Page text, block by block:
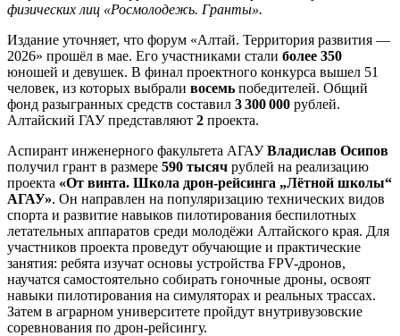
физических лиц «Росмолодежь. Гранты».
Издание уточняет, что форум «Алтай. Территория развития —
2026» прошёл в мае. Его участниками стали более 350
юношей и девушек. В финал проектного конкурса вышел 51
человек, из которых выбрали восемь победителей. Общий
фонд разыгранных средств составил 3 300 000 рублей.
Алтайский ГАУ представляют 2 проекта.
Аспирант инженерного факультета АГАУВладислав Осипов
получил грант в размере 590 тысяч рублей на реализацию
проекта «От винта. Школа дрон-рейсинга „Лётной школы“
АГАУ». Он направлен на популяризацию технических видов
спорта и развитие навыков пилотирования беспилотных
летательных аппаратов среди молодёжи Алтайского края. Для
участников проекта проведут обучающие и практические
занятия: ребята изучат основы устройства FPV-дронов,
научатся самостоятельно собирать гоночные дроны, освоят
навыки пилотирования на симуляторах и реальных трассах.
Затем в аграрном университете пройдут внутривузовские
соревнования по дрон-рейсингу.